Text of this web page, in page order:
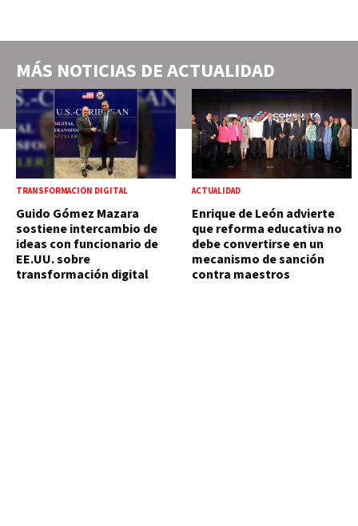
MÁS NOTICIAS DEACTUALIDAD
TRANSFORMACIÓN DIGITAL
Guido Gómez Mazara
sostiene intercambio de
ideas con funcionario de
EE.UU. sobre
transformación digital
ACTUALIDAD
Enrique de León advierte
que reforma educativa no
debe convertirse en un
mecanismo de sanción
contra maestros